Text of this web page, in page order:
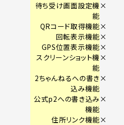
待ち受け画面設定機
能
×
QRコード取得機能×
回転表示機能×
GPS位置表示機能×
スクリーンショット機
能
×
2ちゃんねるへの書き
込み機能
×
公式p2への書き込み
機能
×
住所リンク機能×